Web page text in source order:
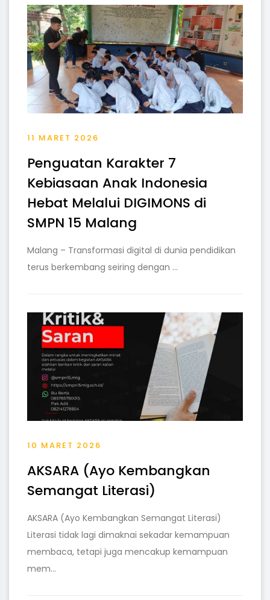
11 MARET 2026
Penguatan Karakter 7
Kebiasaan Anak Indonesia
Hebat Melalui DIGIMONS di
SMPN 15 Malang
Malang – Transformasi digital di dunia pendidikan
terus berkembang seiring dengan ...
10 MARET 2026
AKSARA (Ayo Kembangkan
Semangat Literasi)
AKSARA (Ayo Kembangkan Semangat Literasi)
Literasi tidak lagi dimaknai sekadar kemampuan
membaca, tetapi juga mencakup kemampuan
mem...